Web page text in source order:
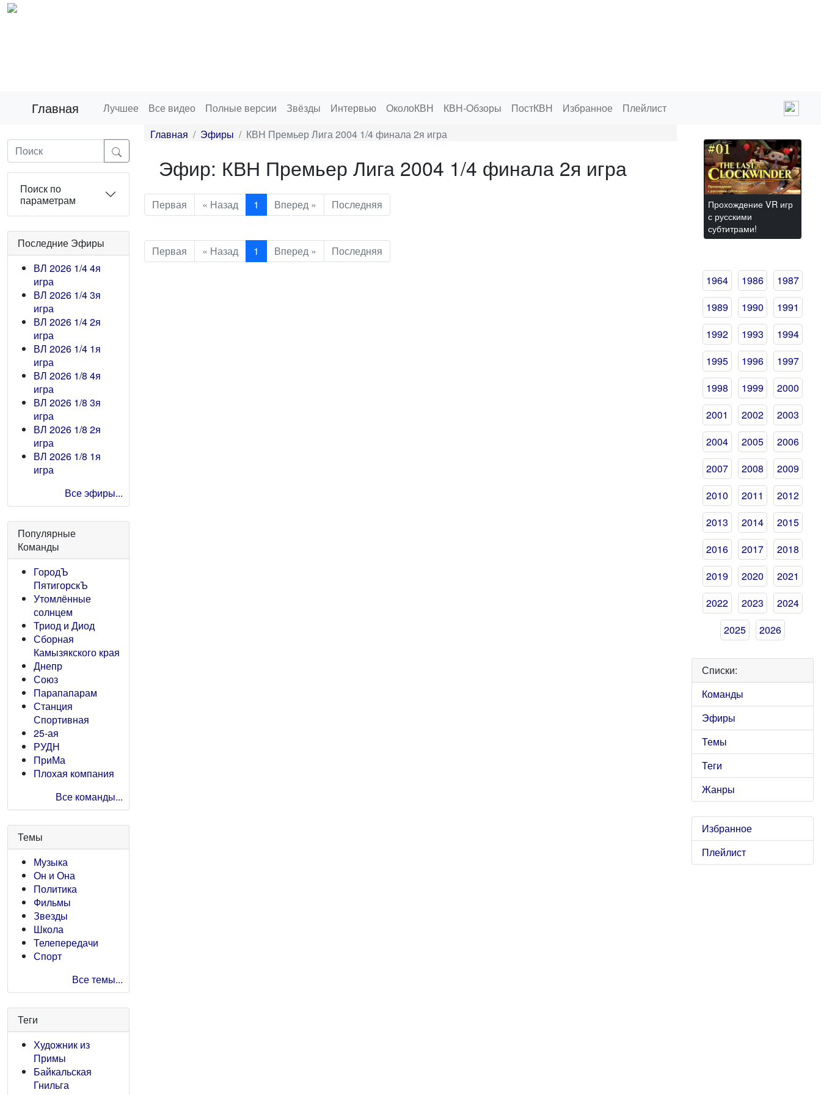
Главная Лучшее Все видео Полные версии Звёзды Интервью ОколоКВН КВН-Обзоры ПостКВН Избранное Плейлист
Поиск по
параметрам
Последние Эфиры
ВЛ 2026 1/4 4я
игра
ВЛ 2026 1/4 3я
игра
ВЛ 2026 1/4 2я
игра
ВЛ 2026 1/4 1я
игра
ВЛ 2026 1/8 4я
игра
ВЛ 2026 1/8 3я
игра
ВЛ 2026 1/8 2я
игра
ВЛ 2026 1/8 1я
игра
Все эфиры...
Популярные
Команды
ГородЪ
ПятигорскЪ
Утомлённые
солнцем
Триод и Диод
Сборная
Камызякского края
Днепр
Союз
Парапапарам
Станция
Спортивная
25-ая
РУДН
ПриМа
Плохая компания
Все команды...
Темы
Музыка
Он и Она
Политика
Фильмы
Звезды
Школа
Телепередачи
Спорт
Все темы...
Теги
Художник из
Примы
Байкальская
Гнильга
Главная Эфиры КВН Премьер Лига 2004 1/4 финала 2я игра
Эфир: КВН Премьер Лига 2004 1/4 финала 2я игра
Первая « Назад 1 Вперед » Последняя
Первая « Назад 1 Вперед » Последняя
Прохождение VR игр
с русскими
субтитрами!
1964 1986
1987
1989
1990
1991
1992
1993
1994
1995
1996
1997
1998
1999
2000
2001
2002
2003
2004
2005
2006
2007
2008
2009
2010
2011
2012
2013
2014
2015
2016
2017
2018
2019
2020
2021
2022
2023
2024
2025
2026
Списки:
Команды
Эфиры
Темы
Теги
Жанры
Избранное
Плейлист